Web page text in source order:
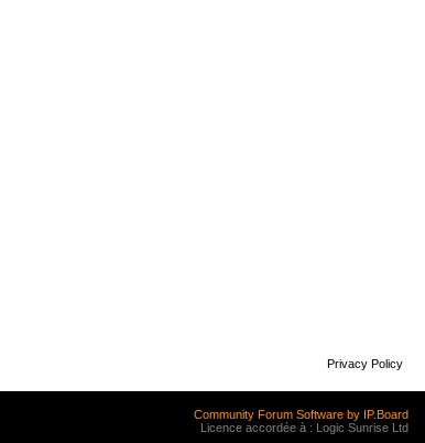
Privacy Policy
Community Forum Software by IP.Board
Licence accordée à : Logic Sunrise Ltd